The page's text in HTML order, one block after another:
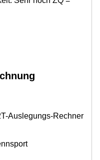
Auslegungs-Rechner